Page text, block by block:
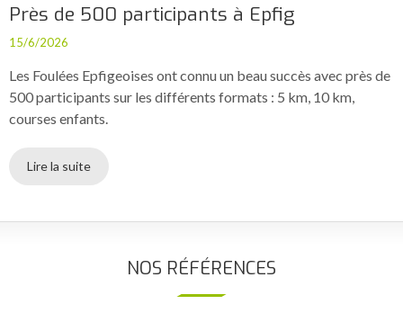
Près de 500 participants à Epfig
15/6/2026
Les Foulées Epfigeoises ont connu un beau succès avec près de
500 participants sur les différents formats : 5 km, 10 km,
courses enfants.
Lire la suite
NOS RÉFÉRENCES